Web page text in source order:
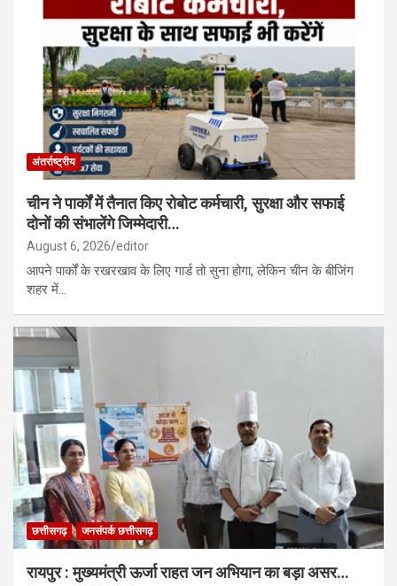
अंतर्राष्ट्रीय
चीन ने पार्कों में तैनात किए रोबोट कर्मचारी, सुरक्षा और सफाई
दोनों की संभालेंगे जिम्मेदारी…
August 6, 2026 editor
आपने पार्कों के रखरखाव के लिए गार्ड तो सुना होगा, लेकिन चीन के बीजिंग
शहर में…
छत्तीसगढ़ जनसंपर्क छत्तीसगढ़
रायपुर : मुख्यमंत्री ऊर्जा राहत जन अभियान का बड़ा असर…